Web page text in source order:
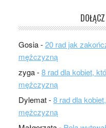
Gosia-20 rad jak
mężczyzną
zyga-8 rad dla kobiet,
mężczyzną
Dylemat-8 rad dla
mężczyzną